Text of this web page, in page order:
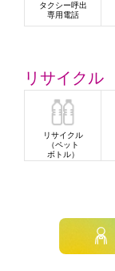
タクシー呼出
専用電話
リサイクル
リサイクル
（ペット
ボトル）